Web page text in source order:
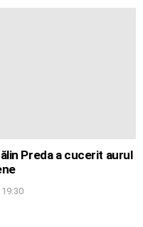
Preda a cucerit aurul